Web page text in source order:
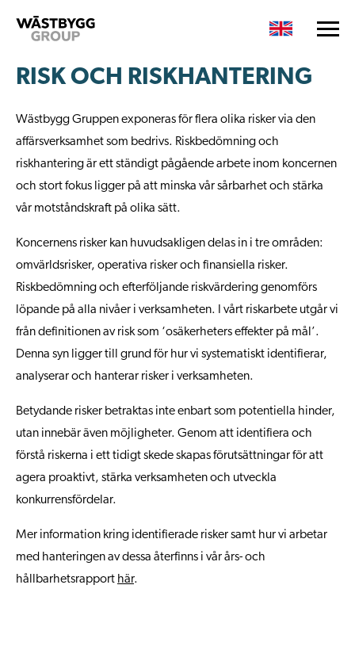
RISK OCH RISKHANTERING
Wästbygg Gruppen exponeras för flera olika risker via den
affärsverksamhet som bedrivs. Riskbedömning och
riskhantering är ett ständigt pågående arbete inom koncernen
och stort fokus ligger på att minska vår sårbarhet och stärka
vår motståndskraft på olika sätt.
Koncernens risker kan huvudsakligen delas in i tre områden:
omvärldsrisker, operativa risker och finansiella risker.
Riskbedömning och efterföljande riskvärdering genomförs
löpande på alla nivåer i verksamheten. I vårt riskarbete utgår vi
från definitionen av risk som ‘osäkerheters effekter på mål’.
Denna syn ligger till grund för hur vi systematiskt identifierar,
analyserar och hanterar risker i verksamheten.
Betydande risker betraktas inte enbart som potentiella hinder,
utan innebär även möjligheter. Genom att identifiera och
förstå riskerna i ett tidigt skede skapas förutsättningar för att
agera proaktivt, stärka verksamheten och utveckla
konkurrensfördelar.
Mer information kring identifierade risker samt hur vi arbetar
med hanteringen av dessa återfinns i vår års- och
hållbarhetsrapport här.